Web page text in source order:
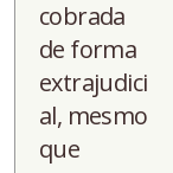
cobrada
de forma
extrajudici
al, mesmo
que